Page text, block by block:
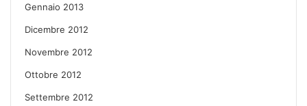
Gennaio 2013
Dicembre 2012
Novembre 2012
Ottobre 2012
Settembre 2012